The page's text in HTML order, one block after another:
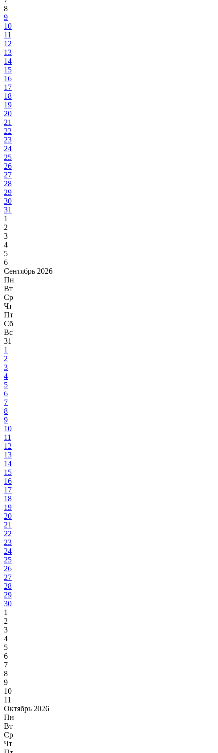
8
9
10
11
12
13
14
15
16
17
18
19
20
21
22
23
24
25
26
27
28
29
30
31
1
2
3
4
5
6
Сентябрь 2026
Пн
Вт
Ср
Чт
Пт
Сб
Вс
31
1
2
3
4
5
6
7
8
9
10
11
12
13
14
15
16
17
18
19
20
21
22
23
24
25
26
27
28
29
30
1
2
3
4
5
6
7
8
9
10
11
Октябрь 2026
Пн
Вт
Ср
Чт